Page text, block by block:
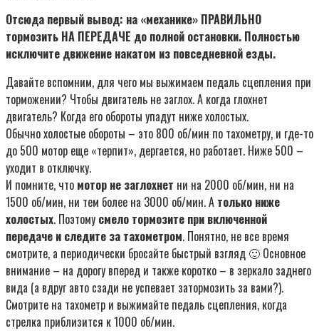
Отсюда первый вывод: на «механике» ПРАВИЛЬНО
тормозить НА ПЕРЕДАЧЕ до полной остановки. Полностью
исключите движение накатом из повседневной езды.
Давайте вспомним, для чего мы выжимаем педаль сцепления при
торможении? Чтобы двигатель не заглох. А когда глохнет
двигатель? Когда его обороты упадут ниже холостых.
Обычно холостые обороты – это 800 об/мин по тахометру, и где-то
до 500 мотор еще «терпит», дергается, но работает. Ниже 500 –
уходит в отключку.
И помните, что мотор не заглохнет ни на 2000 об/мин, ни на
1500 об/мин, ни тем более на 3000 об/мин. А только ниже
холостых. Поэтому смело тормозите при включенной
передаче и следите за тахометром. Понятно, не все время
смотрите, а периодически бросайте быстрый взгляд 🙂 Основное
внимание – на дорогу вперед и также коротко – в зеркало заднего
вида (а вдруг авто сзади не успевает затормозить за вами?).
Смотрите на тахометр и выжимайте педаль сцепления, когда
стрелка приблизится к 1000 об/мин.